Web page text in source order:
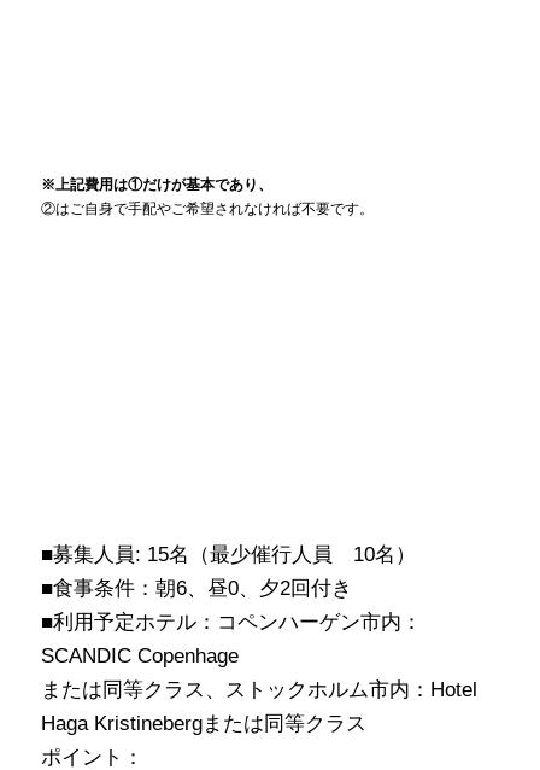
※上記費用は①だけが基本であり、
②はご自身で手配やご希望されなければ不要です。
■募集人員: 15名（最少催行人員 10名）
■食事条件：朝6、昼0、夕2回付き
■利用予定ホテル：コペンハーゲン市内：
SCANDIC Copenhage
または同等クラス、ストックホルム市内： Hotel
Haga Kristinebergまたは同等クラス
ポイント：